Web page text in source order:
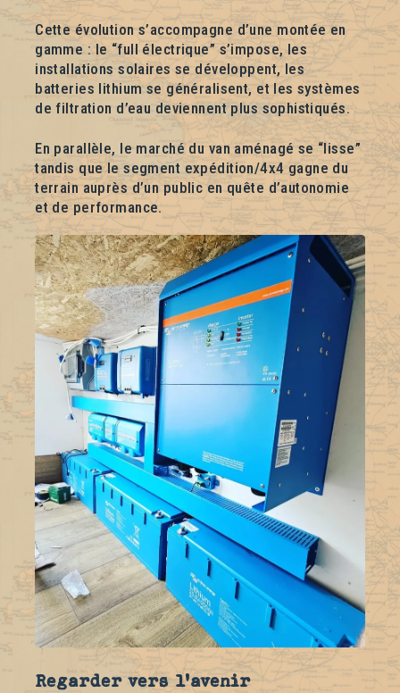
Cette évolution s’accompagne d’une montée en
gamme : le “full électrique” s’impose, les
installations solaires se développent, les
batteries lithium se généralisent, et les systèmes
de filtration d’eau deviennent plus sophistiqués.
En parallèle, le marché du van aménagé se “lisse”
tandis que le segment expédition/4x4 gagne du
terrain auprès d’un public en quête d’autonomie
et de performance.
Regarder vers l’avenir